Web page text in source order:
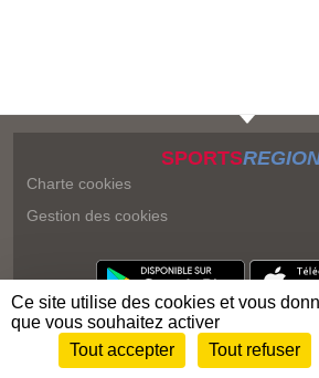
SPORTS
Charte cookies
Gestion des cookies
Envie de participer ?
Ce site utilise des cookies et vous
que vous souhaitez activer
Tout accepter
Tout refuser